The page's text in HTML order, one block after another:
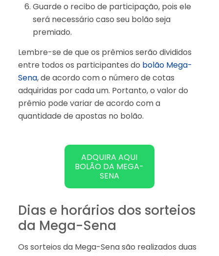
Guarde o recibo de participação, pois ele
será necessário caso seu bolão seja
premiado.
Lembre-se de que os prêmios serão divididos
entre todos os participantes do bolão Mega-
Sena, de acordo com o número de cotas
adquiridas por cada um. Portanto, o valor do
prêmio pode variar de acordo com a
quantidade de apostas no bolão.
ADQUIRA AQUI
BOLÃO DA MEGA-
SENA
Dias e horários dos sorteios
da Mega-Sena
Os sorteios da Mega-Sena são realizados duas